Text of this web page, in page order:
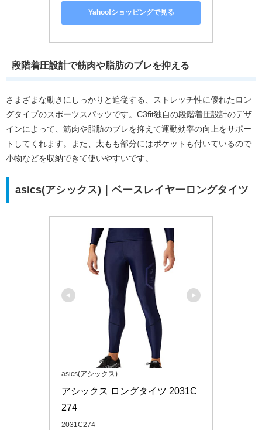
Yahoo!ショッピングで見る
段階着圧設計で筋肉や脂肪のブレを抑える
さまざまな動きにしっかりと追従する、ストレッチ性に優れたロン
グタイプのスポーツスパッツです。C3fit独自の段階着圧設計のデザ
インによって、筋肉や脂肪のブレを抑えて運動効率の向上をサポー
トしてくれます。また、太もも部分にはポケットも付いているので
小物などを収納できて使いやすいです。
asics(アシックス)｜ベースレイヤーロングタイツ
asics(アシックス)
アシックス ロングタイツ 2031C
274
2031C274